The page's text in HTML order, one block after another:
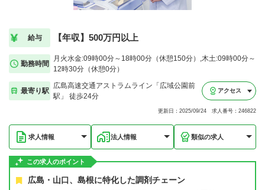
給与 【年収】500万円以上
勤務時間
月火水金:09時00分～18時00分（休憩150分）,木土:09時00分～
12時30分（休憩0分）
最寄り駅
広島高速交通アストラムライン「広域公園前
駅」 徒歩24分
アクセス
更新日：2025/09/24 求人番号：246822
求人情報 法人情報 類似の求人
この求人のポイント
広島・山口、島根に特化した調剤チェーン